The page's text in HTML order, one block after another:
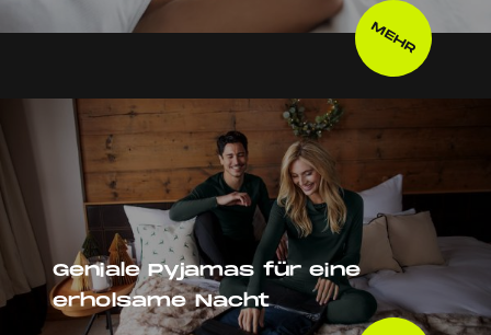
MEHR
Geniale Pyjamas für eine
erholsame Nacht